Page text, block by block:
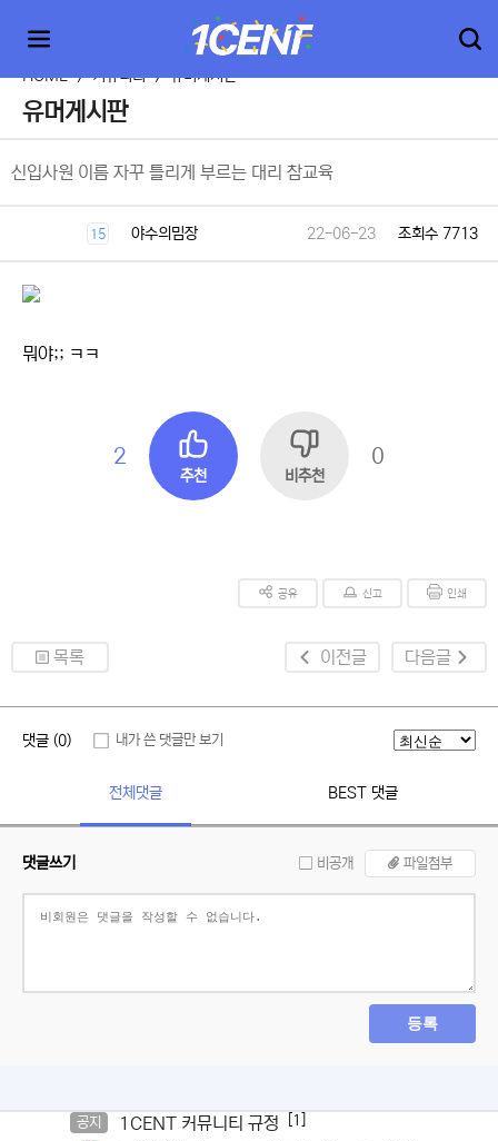
HOME > 커뮤니티 > 유머게시판
유머게시판
신입사원 이름 자꾸 틀리게 부르는 대리 참교육
15 야수의밈장 22-06-23 조회수 7713
뭐야;; ㅋㅋ
2
추천 비추천
0
공유 신고 인쇄
목록 이전글 다음글
댓글 (0) 내가 쓴 댓글만 보기
전체댓글 BEST 댓글
댓글쓰기 비공개 파일첨부
등록
공지 1CENT 커뮤니티 규정 [1]